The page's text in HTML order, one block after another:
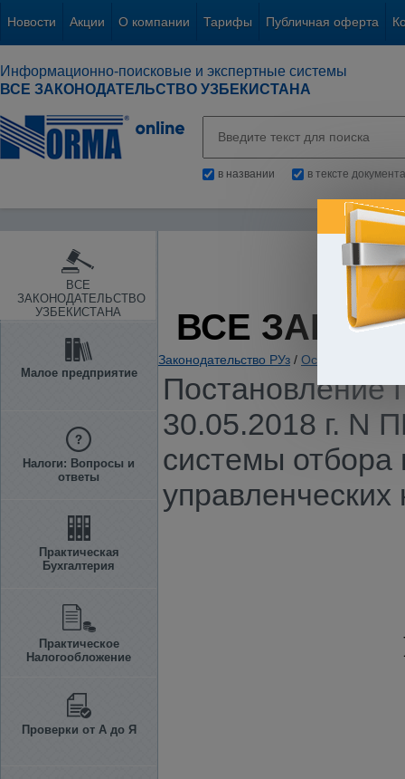
Новости Акции О компании Тарифы Публичная оферта
Информационно-поисковые и экспертные системы
ВСЕ ЗАКОНОДАТЕЛЬСТВО УЗБЕКИСТАНА
в названии в тексте документа
ВСЕ
ЗАКОНОДАТЕЛЬСТВО
УЗБЕКИСТАНА
Малое предприятие
Налоги: Вопросы и
ответы
Практическая
Бухгалтерия
Практическое
Налогообложение
Проверки от А до Я
ВСЕ
Законодательство РУз / Основы
Постановление
30.05.2018 г. N
системы отбора
управленческих